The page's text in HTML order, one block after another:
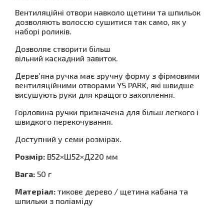
Вентиляційні отвори навколо щетини та шпильок
дозволяють волоссю сушитися так само, як у
наборі роликів.
Дозволяє створити більш
вільний каскадний завиток.
Дерев’яна ручка має зручну форму з фірмовими
вентиляційними отворами YS PARK, які швидше
висушують руки для кращого захоплення.
Горловина ручки призначена для більш легкого і
швидкого перекочування.
Доступний у семи розмірах.
Розмір: В52×Ш52×Д220 мм
Вага: 50 г
Матеріал: тикове дерево / щетина кабана та
шпильки з поліаміду